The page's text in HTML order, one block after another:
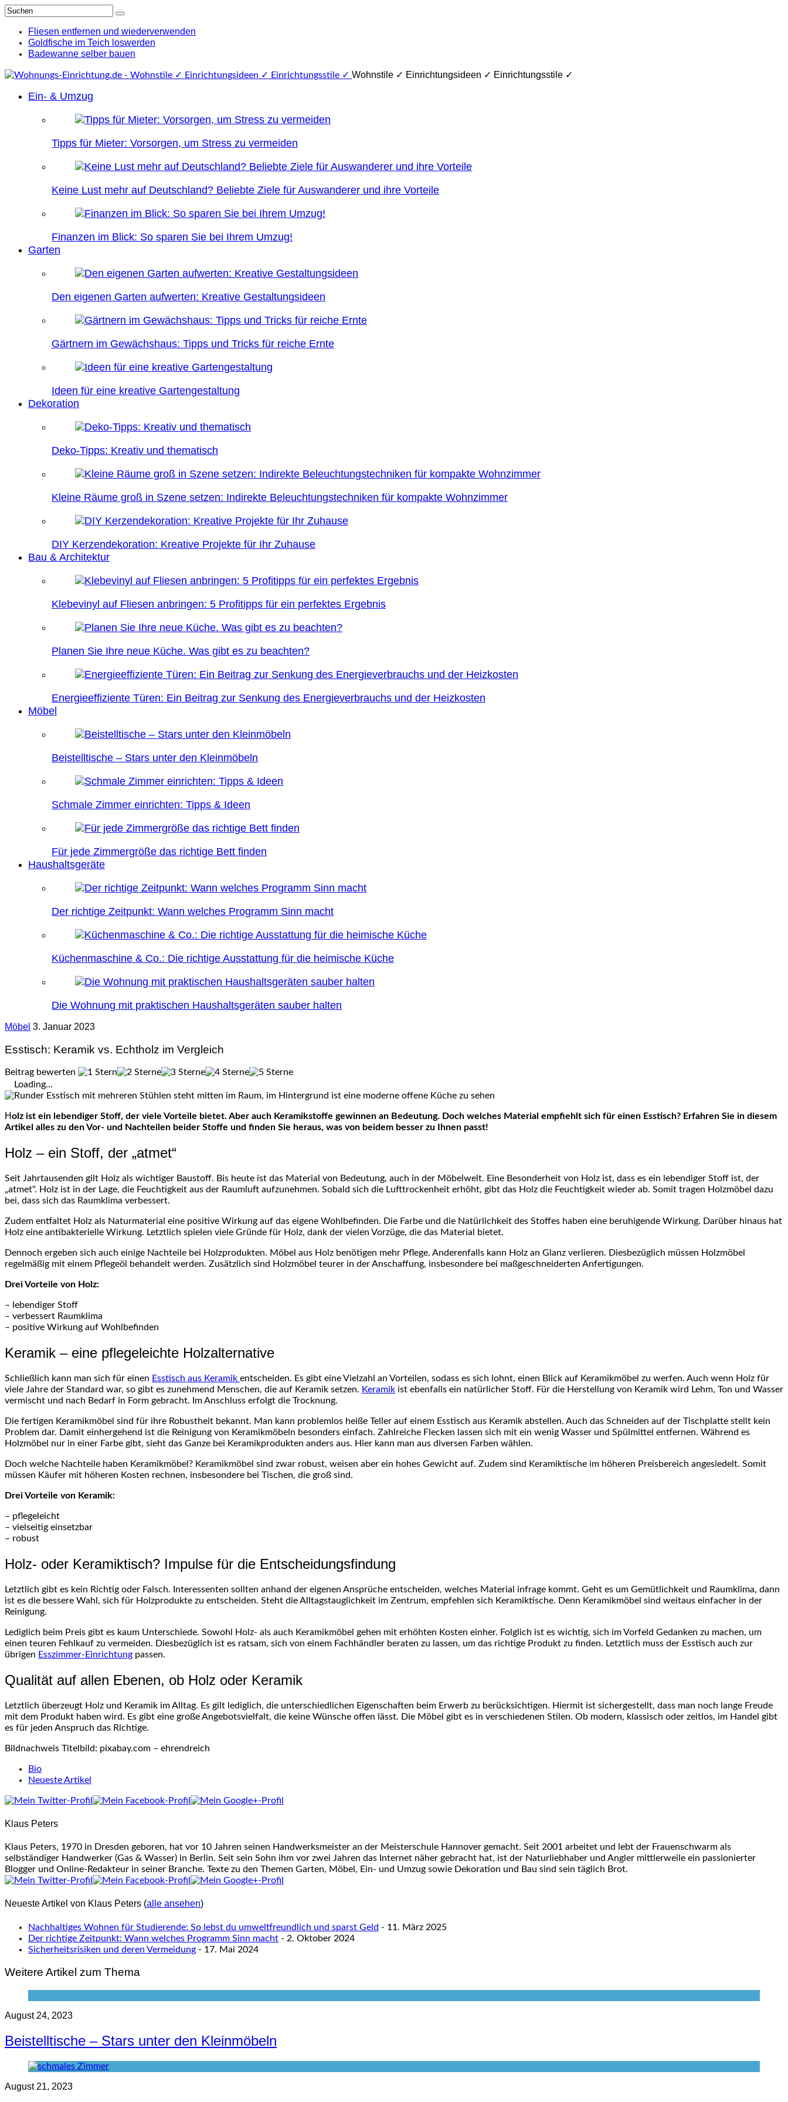
Fliesen entfernen und wiederverwenden
Goldfische im Teich loswerden
Badewanne selber bauen
Wohnstile ✓ Einrichtungsideen ✓ Einrichtungsstile ✓
Ein- & Umzug
Tipps für Mieter: Vorsorgen, um Stress zu vermeiden
Keine Lust mehr auf Deutschland? Beliebte Ziele für Auswanderer und ihre Vorteile
Finanzen im Blick: So sparen Sie bei Ihrem Umzug!
Garten
Den eigenen Garten aufwerten: Kreative Gestaltungsideen
Gärtnern im Gewächshaus: Tipps und Tricks für reiche Ernte
Ideen für eine kreative Gartengestaltung
Dekoration
Deko-Tipps: Kreativ und thematisch
Kleine Räume groß in Szene setzen: Indirekte Beleuchtungstechniken für kompakte Wohnzimmer
DIY Kerzendekoration: Kreative Projekte für Ihr Zuhause
Bau & Architektur
Klebevinyl auf Fliesen anbringen: 5 Profitipps für ein perfektes Ergebnis
Planen Sie Ihre neue Küche. Was gibt es zu beachten?
Energieeffiziente Türen: Ein Beitrag zur Senkung des Energieverbrauchs und der Heizkosten
Möbel
Beistelltische – Stars unter den Kleinmöbeln
Schmale Zimmer einrichten: Tipps & Ideen
Für jede Zimmergröße das richtige Bett finden
Haushaltsgeräte
Der richtige Zeitpunkt: Wann welches Programm Sinn macht
Küchenmaschine & Co.: Die richtige Ausstattung für die heimische Küche
Die Wohnung mit praktischen Haushaltsgeräten sauber halten
Möbel 3. Januar 2023
Esstisch: Keramik vs. Echtholz im Vergleich
Beitrag bewerten
Loading...
Holz ist ein lebendiger Stoff, der viele Vorteile bietet. Aber auch Keramikstoffe gewinnen an Bedeutung. Doch welches Material empfiehlt sich für einen Esstisch? Erfahren Sie in diesem
Artikel alles zu den Vor- und Nachteilen beider Stoffe und finden Sie heraus, was von beidem besser zu Ihnen passt!
Holz – ein Stoff, der „atmet“
Seit Jahrtausenden gilt Holz als wichtiger Baustoff. Bis heute ist das Material von Bedeutung, auch in der Möbelwelt. Eine Besonderheit von Holz ist, dass es ein lebendiger Stoff ist, der
„atmet“. Holz ist in der Lage, die Feuchtigkeit aus der Raumluft aufzunehmen. Sobald sich die Lufttrockenheit erhöht, gibt das Holz die Feuchtigkeit wieder ab. Somit tragen Holzmöbel dazu
bei, dass sich das Raumklima verbessert.
Zudem entfaltet Holz als Naturmaterial eine positive Wirkung auf das eigene Wohlbefinden. Die Farbe und die Natürlichkeit des Stoffes haben eine beruhigende Wirkung. Darüber hinaus hat
Holz eine antibakterielle Wirkung. Letztlich spielen viele Gründe für Holz, dank der vielen Vorzüge, die das Material bietet.
Dennoch ergeben sich auch einige Nachteile bei Holzprodukten. Möbel aus Holz benötigen mehr Pflege. Anderenfalls kann Holz an Glanz verlieren. Diesbezüglich müssen Holzmöbel
regelmäßig mit einem Pflegeöl behandelt werden. Zusätzlich sind Holzmöbel teurer in der Anschaffung, insbesondere bei maßgeschneiderten Anfertigungen.
Drei Vorteile von Holz:
– lebendiger Stoff
– verbessert Raumklima
– positive Wirkung auf Wohlbefinden
Keramik – eine pflegeleichte Holzalternative
Schließlich kann man sich für einen Esstisch aus Keramik entscheiden. Es gibt eine Vielzahl an Vorteilen, sodass es sich lohnt, einen Blick auf Keramikmöbel zu werfen. Auch wenn Holz für
viele Jahre der Standard war, so gibt es zunehmend Menschen, die auf Keramik setzen. Keramik ist ebenfalls ein natürlicher Stoff. Für die Herstellung von Keramik wird Lehm, Ton und Wasser
vermischt und nach Bedarf in Form gebracht. Im Anschluss erfolgt die Trocknung.
Die fertigen Keramikmöbel sind für ihre Robustheit bekannt. Man kann problemlos heiße Teller auf einem Esstisch aus Keramik abstellen. Auch das Schneiden auf der Tischplatte stellt kein
Problem dar. Damit einhergehend ist die Reinigung von Keramikmöbeln besonders einfach. Zahlreiche Flecken lassen sich mit ein wenig Wasser und Spülmittel entfernen. Während es
Holzmöbel nur in einer Farbe gibt, sieht das Ganze bei Keramikprodukten anders aus. Hier kann man aus diversen Farben wählen.
Doch welche Nachteile haben Keramikmöbel? Keramikmöbel sind zwar robust, weisen aber ein hohes Gewicht auf. Zudem sind Keramiktische im höheren Preisbereich angesiedelt. Somit
müssen Käufer mit höheren Kosten rechnen, insbesondere bei Tischen, die groß sind.
Drei Vorteile von Keramik:
– pflegeleicht
– vielseitig einsetzbar
– robust
Holz- oder Keramiktisch? Impulse für die Entscheidungsfindung
Letztlich gibt es kein Richtig oder Falsch. Interessenten sollten anhand der eigenen Ansprüche entscheiden, welches Material infrage kommt. Geht es um Gemütlichkeit und Raumklima, dann
ist es die bessere Wahl, sich für Holzprodukte zu entscheiden. Steht die Alltagstauglichkeit im Zentrum, empfehlen sich Keramiktische. Denn Keramikmöbel sind weitaus einfacher in der
Reinigung.
Lediglich beim Preis gibt es kaum Unterschiede. Sowohl Holz- als auch Keramikmöbel gehen mit erhöhten Kosten einher. Folglich ist es wichtig, sich im Vorfeld Gedanken zu machen, um
einen teuren Fehlkauf zu vermeiden. Diesbezüglich ist es ratsam, sich von einem Fachhändler beraten zu lassen, um das richtige Produkt zu finden. Letztlich muss der Esstisch auch zur
übrigen Esszimmer-Einrichtung passen.
Qualität auf allen Ebenen, ob Holz oder Keramik
Letztlich überzeugt Holz und Keramik im Alltag. Es gilt lediglich, die unterschiedlichen Eigenschaften beim Erwerb zu berücksichtigen. Hiermit ist sichergestellt, dass man noch lange Freude
mit dem Produkt haben wird. Es gibt eine große Angebotsvielfalt, die keine Wünsche offen lässt. Die Möbel gibt es in verschiedenen Stilen. Ob modern, klassisch oder zeitlos, im Handel gibt
es für jeden Anspruch das Richtige.
Bildnachweis Titelbild: pixabay.com – ehrendreich
following
tabs
content
Bio
Neueste Artikel
Klaus Peters
Klaus Peters, 1970 in Dresden geboren, hat vor 10 Jahren seinen Handwerksmeister an der Meisterschule Hannover gemacht. Seit 2001 arbeitet und lebt der Frauenschwarm als
selbständiger Handwerker (Gas & Wasser) in Berlin. Seit sein Sohn ihm vor zwei Jahren das Internet näher gebracht hat, ist der Naturliebhaber und Angler mittlerweile ein passionierter
Blogger und Online-Redakteur in seiner Branche. Texte zu den Themen Garten, Möbel, Ein- und Umzug sowie Dekoration und Bau sind sein täglich Brot.
Neueste Artikel von Klaus Peters (alle ansehen)
Nachhaltiges Wohnen für Studierende: So lebst du umweltfreundlich und sparst Geld - 11. März 2025
Der richtige Zeitpunkt: Wann welches Programm Sinn macht - 2. Oktober 2024
Sicherheitsrisiken und deren Vermeidung - 17. Mai 2024
Weitere Artikel zum Thema
August 24, 2023
Beistelltische – Stars unter den Kleinmöbeln
August 21, 2023